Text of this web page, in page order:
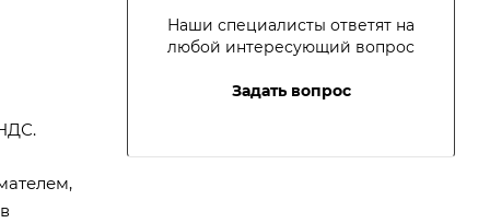
Наши специалисты ответят на
любой интересующий вопрос
Задать вопрос